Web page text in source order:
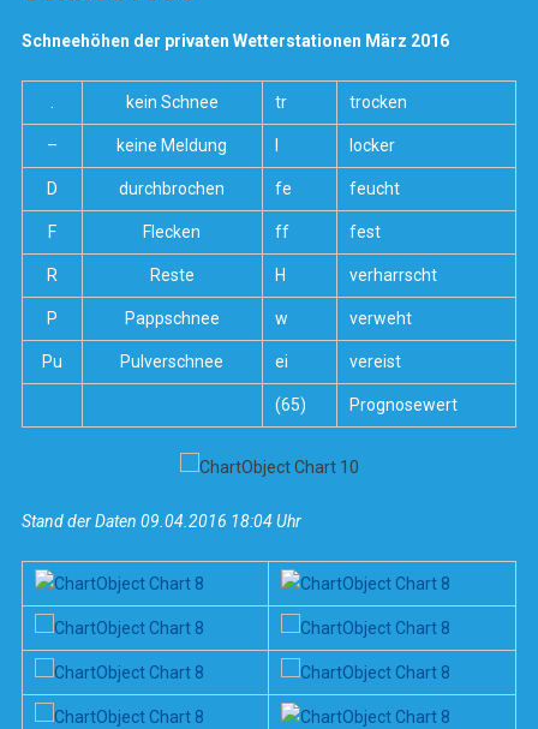
Schneehöhen der privaten Wetterstationen März 2016
kein Schnee tr trocken
– keine Meldung locker
D durchbrochen fe feucht
F Flecken ff fest
R Reste H verharrscht
P Pappschnee w verweht
Pu Pulverschnee ei vereist
(65) Prognosewert
Stand der Daten 09.04.2016 18:04 Uhr